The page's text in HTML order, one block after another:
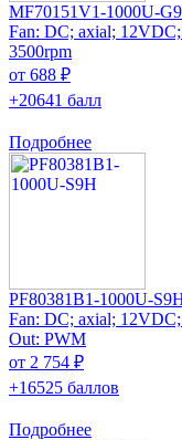
MF70151V1-1000U-
Fan: DC; axial;
3500rpm
от 688 ₽
+20641 балл
Подробнее
PF80381B1-1000U-
Fan: DC; axial;
Out: PWM
от 2 754 ₽
+16525 баллов
Подробнее